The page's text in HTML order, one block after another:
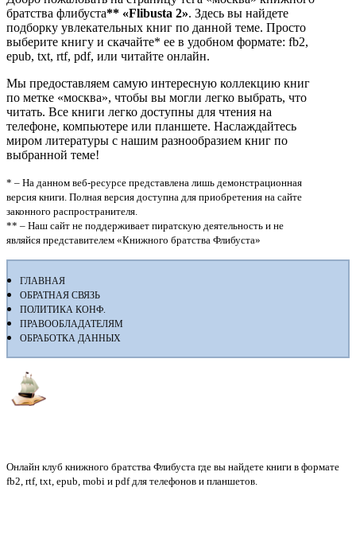
братства флибуста** «Flibusta 2». Здесь вы найдете
подборку увлекательных книг по данной теме. Просто
выберите книгу и скачайте* ее в удобном формате: fb2,
epub, txt, rtf, pdf, или читайте онлайн.
Мы предоставляем самую интересную коллекцию книг
по метке «москва», чтобы вы могли легко выбрать, что
читать. Все книги легко доступны для чтения на
телефоне, компьютере или планшете. Наслаждайтесь
миром литературы с нашим разнообразием книг по
выбранной теме!
* – На данном веб-ресурсе представлена лишь демонстрационная
версия книги. Полная версия доступна для приобретения на сайте
законного распространителя.
** – Наш сайт не поддерживает пиратскую деятельность и не
являйся представителем «Книжного братства Флибуста»
ГЛАВНАЯ
ОБРАТНАЯ СВЯЗЬ
ПОЛИТИКА КОНФ.
ПРАВООБЛАДАТЕЛЯМ
ОБРАБОТКА ДАННЫХ
Онлайн клуб книжного братства Флибуста где вы найдете книги в формате
fb2, rtf, txt, epub, mobi и pdf для телефонов и планшетов.